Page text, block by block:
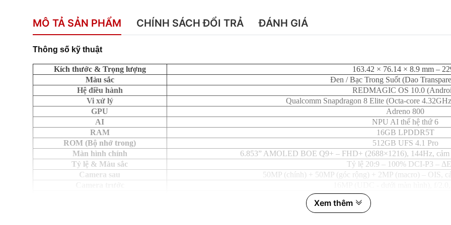
MÔ TẢ SẢN PHẨM CHÍNH SÁCH ĐỔI TRẢ ĐÁNH GIÁ
Thông số kỹ thuật
Kích thước & Trọng lượng
163.42 × 76.14 × 8.9 mm –
Màu sắc
Đen / Bạc Trong Suốt (Dao
Hệ điều hành
REDMAGIC OS 10.0
Vi xử lý
Qualcomm Snapdragon 8 Elite (Octa-core
GPU
Adreno 800
AI
NPU AI thế hệ thứ 6
RAM
16GB LPDDR5T
ROM (Bộ nhớ trong)
512GB UFS 4.1 Pro
Màn hình chính
6.853” AMOLED BOE Q9+ – FHD+ (2688×1216), 144Hz,
Tỷ lệ & Màu sắc
Tỷ lệ 20:9 – 100% DCI-P3 –
Camera sau
50MP (chính) + 50MP (góc rộng) + 2MP (macro) – OIS,
7050mAh (2 cell) – Sạc nhanh
ICE-X Magic – Quạt 23.000 RPM, 58 cánh, graphene kép,
Xem thêm